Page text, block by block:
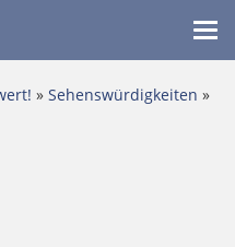
» Sehenswürdigkeiten »